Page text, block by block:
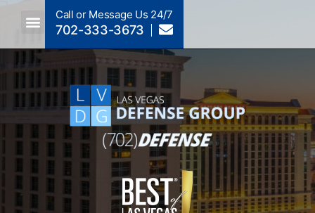
Call or Message Us 24/7
702-333-3673